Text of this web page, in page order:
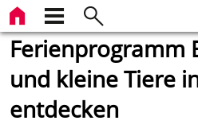
Ferienprogramm
und kleine Tiere
entdecken